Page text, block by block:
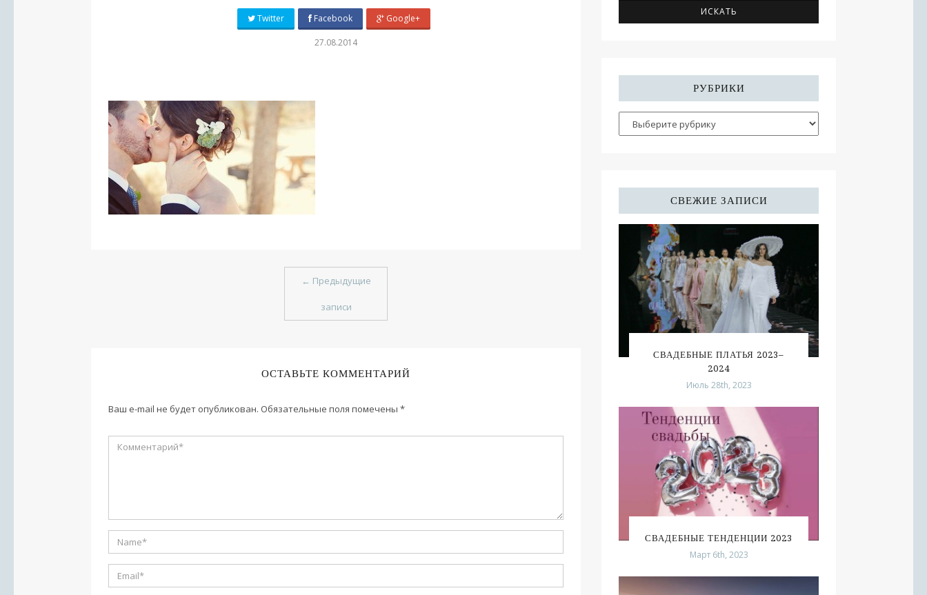
Twitter Facebook Google+
27.08.2014
← Предыдущие
записи
ОСТАВЬТЕ КОММЕНТАРИЙ
Ваш e-mail не будет опубликован. Обязательные поля помечены *
РУБРИКИ
СВЕЖИЕ ЗАПИСИ
СВАДЕБНЫЕ ПЛАТЬЯ 2023–
2024
Июль 28th, 2023
СВАДЕБНЫЕ ТЕНДЕНЦИИ 2023
Март 6th, 2023